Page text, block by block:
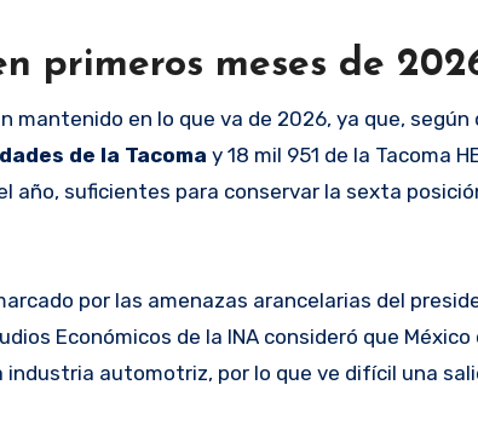
primeros meses de
mantenido en lo que va de 2026, ya que, según
de la Tacoma y 18 mil 951 de la Tacoma
año, suficientes para conservar la sexta
por las amenazas arancelarias del
Económicos de la INA consideró que México
automotriz, por lo que ve difícil una